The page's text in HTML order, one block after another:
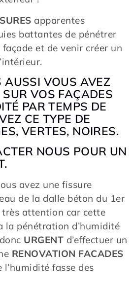
apparentes
battantes de pénétrer
et de venir créer un
AUSSI VOUS AVEZ
SUR VOS FAÇADES
PAR TEMPS DE
CE TYPE DE
VERTES, NOIRES.
NOUS POUR UN
avez une fissure
de la dalle béton du 1er
attention car cette
la pénétration d’humidité
URGENT d’effectuer un
RENOVATION FACADES
l’humidité fasse des